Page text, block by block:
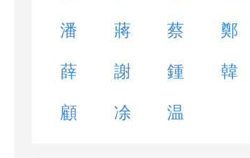
潘 蔣 蔡 鄭
薛 謝 鍾 韓
顧 凃 温